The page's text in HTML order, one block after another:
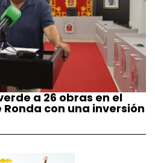
a 26 obras en el
con una inversión